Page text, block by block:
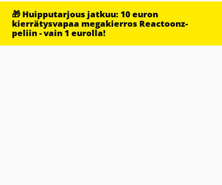
🎁 Huipputarjous jatkuu: 10 euron
kierrätysvapaa megakierros Reactoonz-
peliin - vain 1 eurolla!